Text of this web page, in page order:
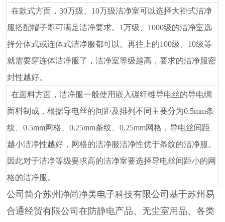
在款式方面，30万级、10万级洁净室可以选择大褂式洁净
服搭配帽子即可满足洁净要求。1万级、1000级的洁净室选
择分体式或连体式洁净服都可以。再往上的100级、10级等
就需要穿连体洁净服了，洁净室等级越高，要求的洁净服密
封性越好。
在面料方面，洁净服一般使用嵌入碳纤维导电丝的导电绸
面料制成，根据导电丝的间距及排列不同主要分为0.5mm条
纹、0.5mm网格、0.25mm条纹、0.25mm网格，导电丝间距
越小洁净性越好，网格的洁净服洁净性优于条纹的洁净服。
因此对于洁净等级要求高的洁净室要选择导电丝间距小的网
格的洁净服。
公司简介苏州净尚净美电子科技有限公司基于苏州易
合通经贸有限公司在防静电产品、无尘室用品、各类